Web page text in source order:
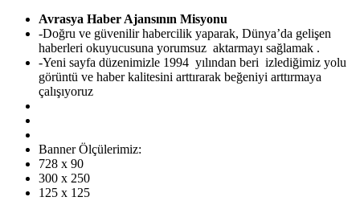
Avrasya Haber Ajansının Misyonu
-Doğru ve güvenilir habercilik yaparak, Dünya’da gelişen
haberleri okuyucusuna yorumsuz aktarmayı sağlamak .
-Yeni sayfa düzenimizle 1994 yılından beri izlediğimiz yolu
görüntü ve haber kalitesini arttırarak beğeniyi arttırmaya
çalışıyoruz
Banner Ölçülerimiz:
728 x 90
300 x 250
125 x 125